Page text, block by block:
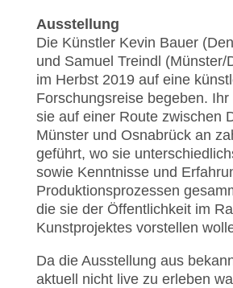
Ausstellung
Die Künstler Kevin Bauer
und Samuel Treindl (Münster/
im Herbst 2019 auf eine
Forschungsreise begeben.
sie auf einer Route zwischen
Münster und Osnabrück an
geführt, wo sie
sowie Kenntnisse und
Produktionsprozessen
die sie der Öffentlichkeit im
Kunstprojektes vorstellen
Da die Ausstellung aus
aktuell nicht live zu erleben